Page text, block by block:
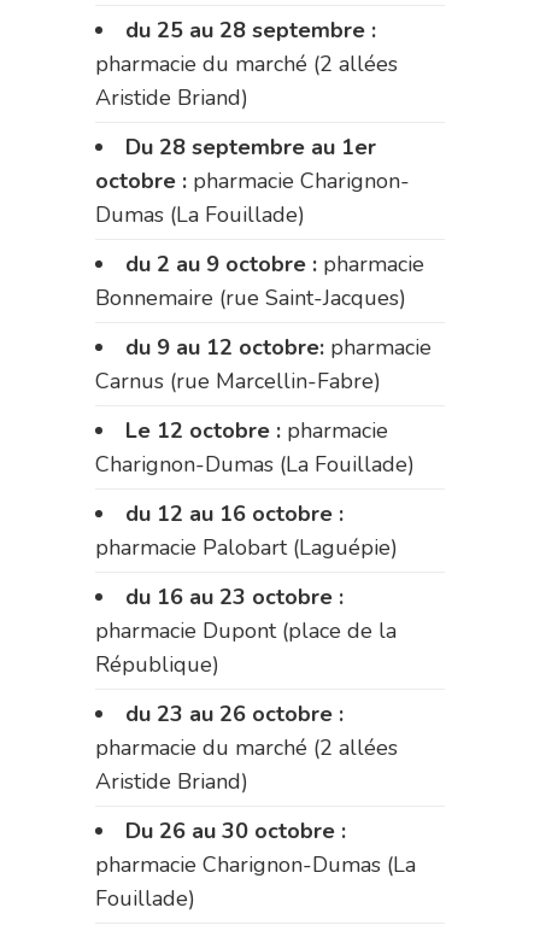
du 25 au 28 septembre :
pharmacie du marché (2 allées
Aristide Briand)
Du 28 septembre au 1er
octobre : pharmacie Charignon-
Dumas (La Fouillade)
du 2 au 9 octobre : pharmacie
Bonnemaire (rue Saint-Jacques)
du 9 au 12 octobre: pharmacie
Carnus (rue Marcellin-Fabre)
Le 12 octobre : pharmacie
Charignon-Dumas (La Fouillade)
du 12 au 16 octobre :
pharmacie Palobart (Laguépie)
du 16 au 23 octobre :
pharmacie Dupont (place de la
République)
du 23 au 26 octobre :
pharmacie du marché (2 allées
Aristide Briand)
Du 26 au 30 octobre :
pharmacie Charignon-Dumas (La
Fouillade)